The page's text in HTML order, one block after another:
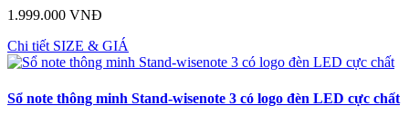
1.999.000 VNĐ
Chi tiết SIZE & GIÁ
Sổ note thông minh Stand-wisenote 3 có logo đèn LED cực chất